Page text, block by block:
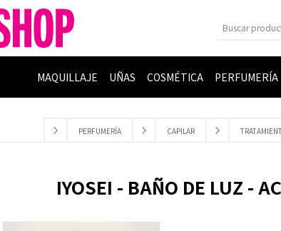
MAQUILLAJE UÑAS COSMÉTICA PERFUMERÍA
PERFUMERÍA CAPILAR
IYOSEI - BAÑO DE LUZ -